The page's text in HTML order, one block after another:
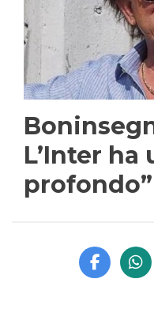
L’Inter
profondo”